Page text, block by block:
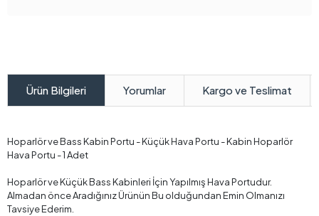
Ürün Bilgileri Yorumlar Kargo ve Teslimat
Hoparlör ve Bass Kabin Portu - Küçük Hava Portu - Kabin Hoparlör
Hava Portu - 1 Adet
Hoparlör ve Küçük Bass Kabinleri İçin Yapılmış Hava Portudur.
Almadan önce Aradığınız Ürünün Bu olduğundan Emin Olmanızı
Tavsiye Ederim.